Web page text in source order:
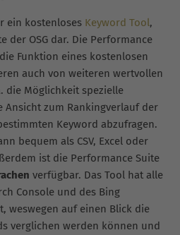
ein kostenloses Keyword Tool,
der OSG dar. Die Performance
Funktion eines kostenlosen
auch von weiteren wertvollen
die Möglichkeit spezielle
zum Rankingverlauf der
Keyword abzufragen.
bequem als CSV, Excel oder
ist die Performance Suite
verfügbar. Das Tool hat alle
Console und des Bing
weswegen auf einen Blick die
verglichen werden können und